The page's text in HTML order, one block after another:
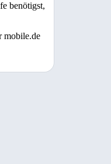
benötigst,
mobile.de